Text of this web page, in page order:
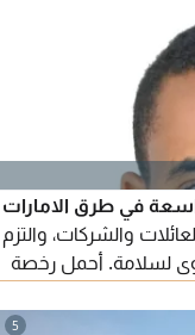
في طرق الامارات
والشركات، والتزم
لسلامة. أحمل رخصة
متاح للعمل
التواصل معي 5